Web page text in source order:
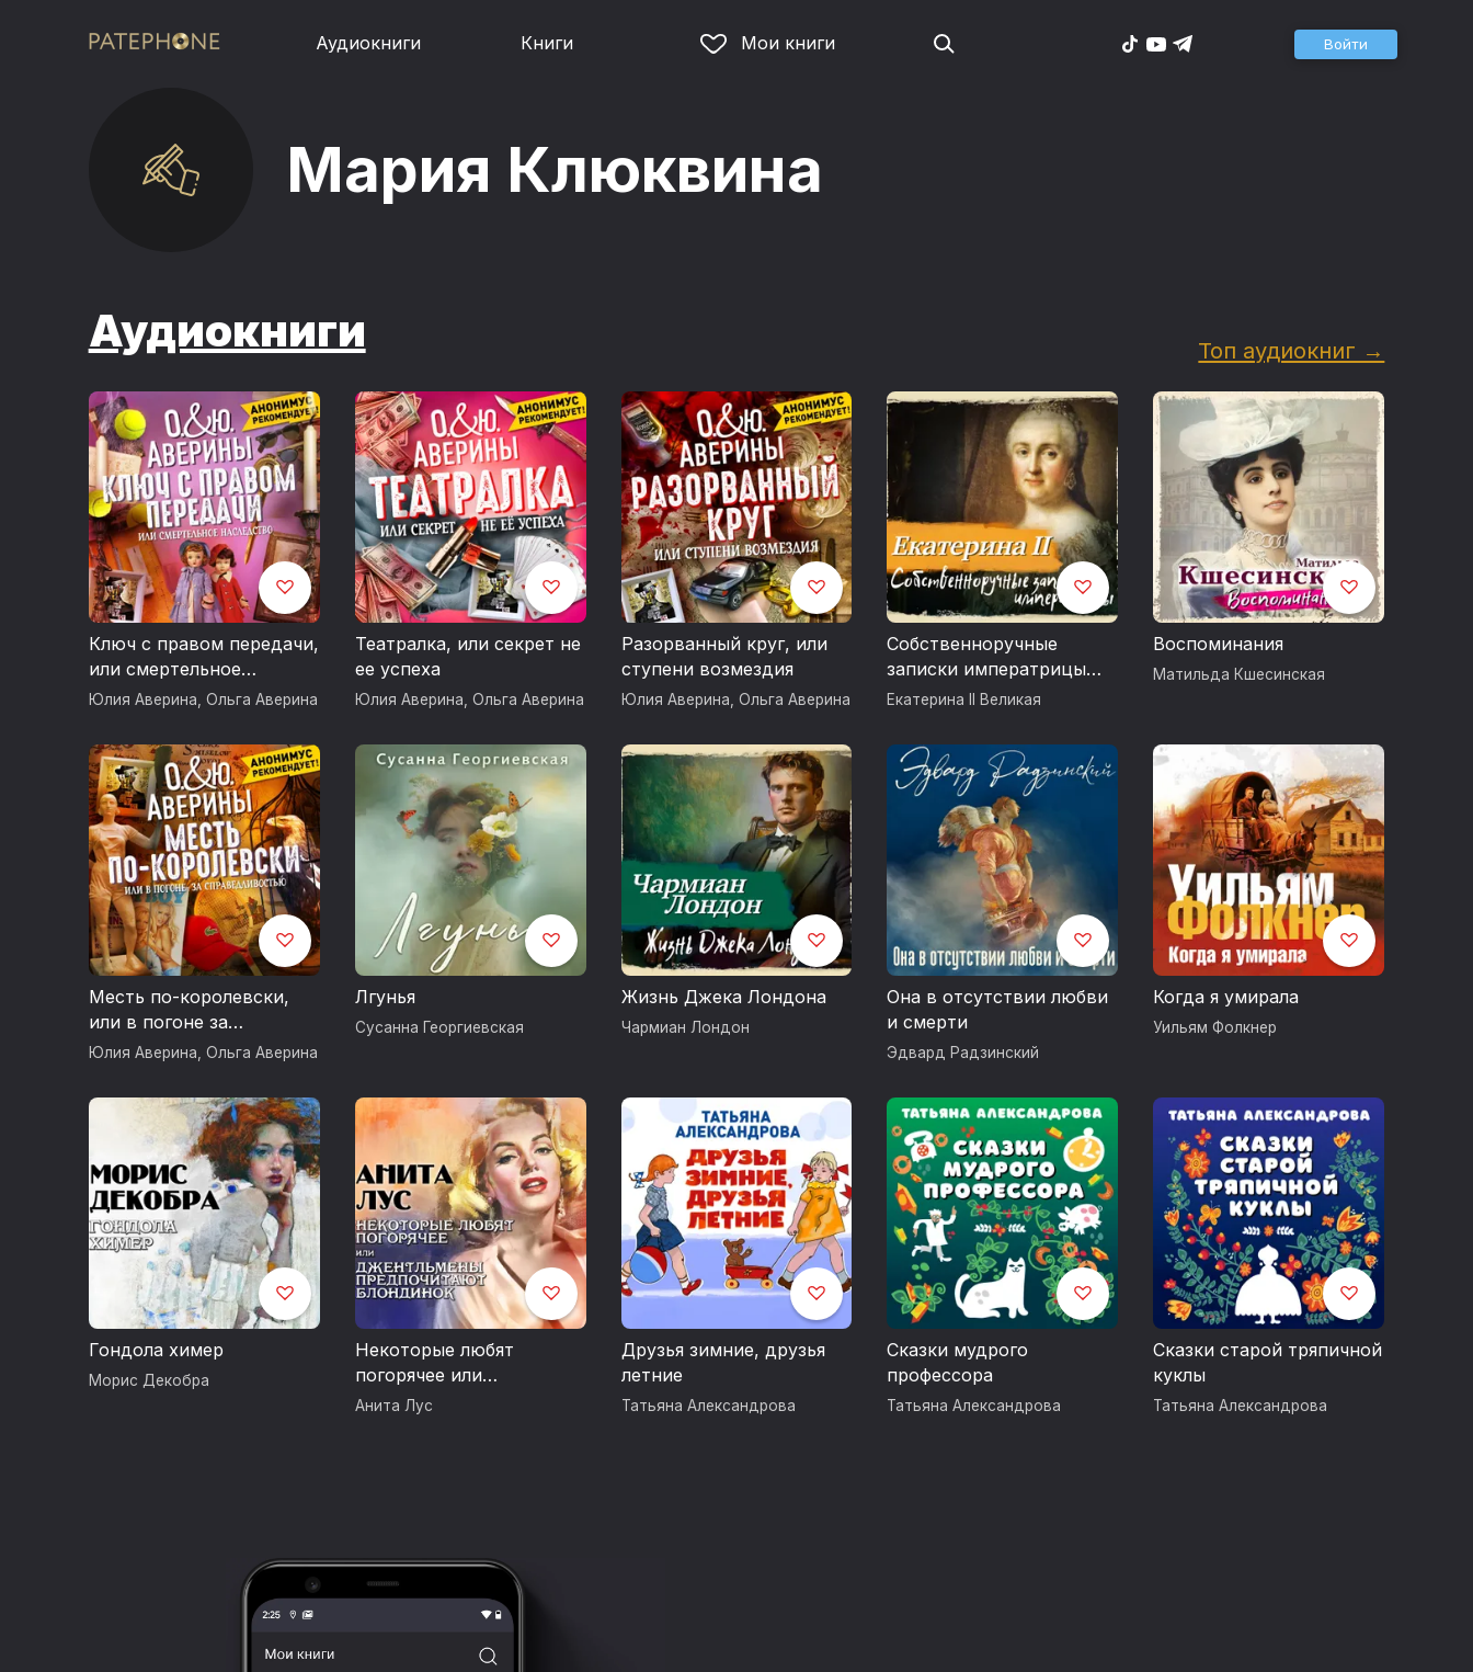
Аудиокниги Книги Мои книги Войти
Мария Клюквина
Аудиокниги Топ аудиокниг →
Ключ с правом передачи,
или смертельное
наследство
Юлия Аверина Ольга Аверина
Театралка, или секрет не
ее успеха
Юлия Аверина Ольга Аверина
Разорванный круг, или
ступени возмездия
Юлия Аверина Ольга Аверина
Собственноручные
записки императрицы
Екатерины II
Екатерина II Великая
Воспоминания
Матильда Кшесинская
Месть по-королевски,
или в погоне за
справедливостью
Юлия Аверина Ольга Аверина
Лгунья
Сусанна Георгиевская
Жизнь Джека Лондона
Чармиан Лондон
Она в отсутствии любви
и смерти
Эдвард Радзинский
Когда я умирала
Уильям Фолкнер
Гондола химер
Морис Декобра
Некоторые любят
погорячее или
джентльмены
Анита Лус
Друзья зимние, друзья
летние
Татьяна Александрова
Сказки мудрого
профессора
Татьяна Александрова
Сказки старой тряпичной
куклы
Татьяна Александрова